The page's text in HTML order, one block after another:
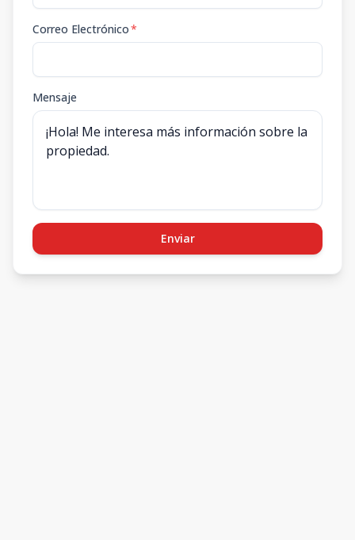
Correo Electrónico*
Mensaje
Enviar